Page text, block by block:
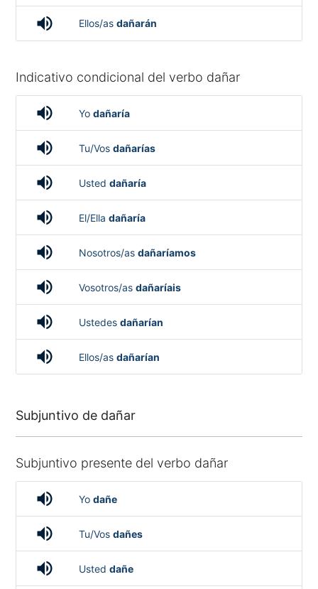
volume_up Ellos/as dañarán
Indicativo condicional del verbo dañar
volume_up Yo dañaría
volume_up Tu/Vos dañarías
volume_up Usted dañaría
volume_up El/Ella dañaría
volume_up Nosotros/as dañaríamos
volume_up Vosotros/as dañaríais
volume_up Ustedes dañarían
volume_up Ellos/as dañarían
Subjuntivo de dañar
Subjuntivo presente del verbo dañar
volume_up Yo dañe
volume_up Tu/Vos dañes
volume_up Usted dañe